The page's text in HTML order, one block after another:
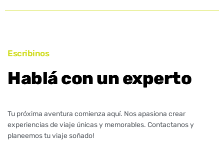
Escribinos
Hablá con un experto
Tu próxima aventura comienza aquí. Nos apasiona crear
experiencias de viaje únicas y memorables. Contactanos y
planeemos tu viaje soñado!